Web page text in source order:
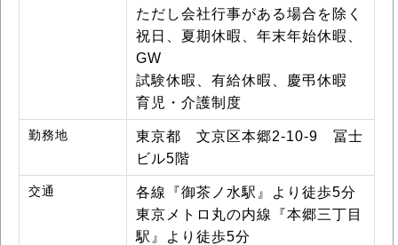
ただし会社行事がある場合を除く
祝日、夏期休暇、年末年始休暇、
GW
試験休暇、有給休暇、慶弔休暇
育児・介護制度
勤務地
東京都 文京区本郷2-10-9 冨士
ビル5階
交通
各線『御茶ノ水駅』より徒歩5分
東京メトロ丸の内線『本郷三丁目
駅』より徒歩5分